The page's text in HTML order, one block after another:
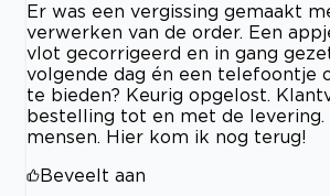
Er was een vergissing gemaakt
verwerken van de order. Een
vlot gecorrigeerd en in gang
volgende dag én een telefoontje
te bieden? Keurig opgelost.
bestelling tot en met de levering.
mensen. Hier kom ik nog terug!
Beveelt aan